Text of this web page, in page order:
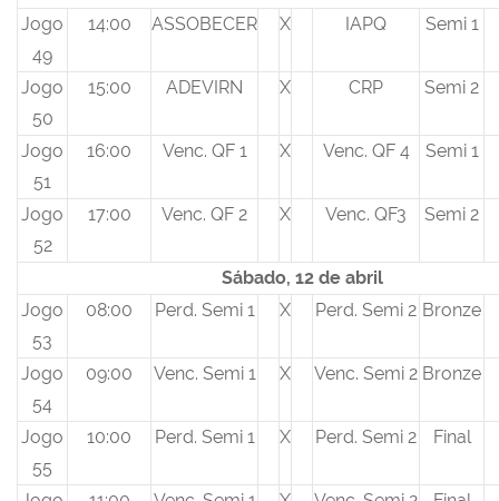
Jogo
49
14:00 ASSOBECER X IAPQ Semi 1
Jogo
50
15:00 ADEVIRN X CRP Semi 2
Jogo
51
16:00 Venc. QF 1 X Venc. QF 4 Semi 1
Jogo
52
17:00 Venc. QF 2 X Venc. QF3 Semi 2
Sábado, 12 de abril
Jogo
53
08:00 Perd. Semi 1 X Perd. Semi 2 Bronze
Jogo
54
09:00 Venc. Semi 1 X Venc. Semi 2 Bronze
Jogo
55
10:00 Perd. Semi 1 X Perd. Semi 2 Final